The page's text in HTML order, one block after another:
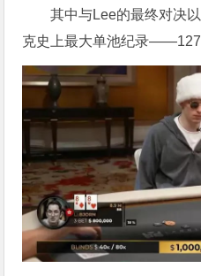
其中与Lee的最终对决
克史上最大单池纪录